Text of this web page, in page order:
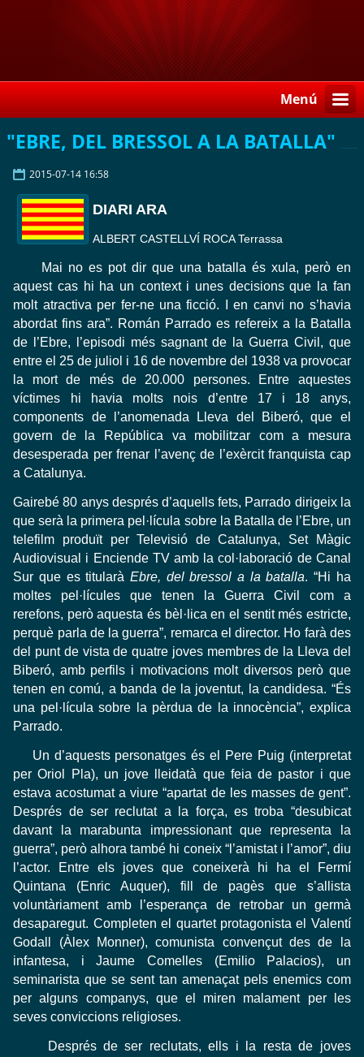
Menú
"EBRE, DEL BRESSOL A LA BATALLA"
2015-07-14 16:58
DIARI ARA
ALBERT CASTELLVÍ ROCA Terrassa
Mai no es pot dir que una batalla és xula, però en
aquest cas hi ha un context i unes decisions que la fan
molt atractiva per fer-ne una ficció. I en canvi no s’havia
abordat fins ara”. Román Parrado es refereix a la Batalla
de l’Ebre, l’episodi més sagnant de la Guerra Civil, que
entre el 25 de juliol i 16 de novembre del 1938 va provocar
la mort de més de 20.000 persones. Entre aquestes
víctimes hi havia molts nois d’entre 17 i 18 anys,
components de l’anomenada Lleva del Biberó, que el
govern de la República va mobilitzar com a mesura
desesperada per frenar l’avenç de l’exèrcit franquista cap
a Catalunya.
Gairebé 80 anys després d’aquells fets, Parrado dirigeix la
que serà la primera pel·lícula sobre la Batalla de l’Ebre, un
telefilm produït per Televisió de Catalunya, Set Màgic
Audiovisual i Enciende TV amb la col·laboració de Canal
Sur que es titularà Ebre, del bressol a la batalla. “Hi ha
moltes pel·lícules que tenen la Guerra Civil com a
rerefons, però aquesta és bèl·lica en el sentit més estricte,
perquè parla de la guerra”, remarca el director. Ho farà des
del punt de vista de quatre joves membres de la Lleva del
Biberó, amb perfils i motivacions molt diversos però que
tenen en comú, a banda de la joventut, la candidesa. “És
una pel·lícula sobre la pèrdua de la innocència”, explica
Parrado.
Un d’aquests personatges és el Pere Puig (interpretat
per Oriol Pla), un jove lleidatà que feia de pastor i que
estava acostumat a viure “apartat de les masses de gent”.
Després de ser reclutat a la força, es troba “desubicat
davant la marabunta impressionant que representa la
guerra”, però alhora també hi coneix “l’amistat i l’amor”, diu
l’actor. Entre els joves que coneixerà hi ha el Fermí
Quintana (Enric Auquer), fill de pagès que s’allista
voluntàriament amb l’esperança de retrobar un germà
desaparegut. Completen el quartet protagonista el Valentí
Godall (Àlex Monner), comunista convençut des de la
infantesa, i Jaume Comelles (Emilio Palacios), un
seminarista que se sent tan amenaçat pels enemics com
per alguns companys, que el miren malament per les
seves conviccions religioses.
Després de ser reclutats, ells i la resta de joves